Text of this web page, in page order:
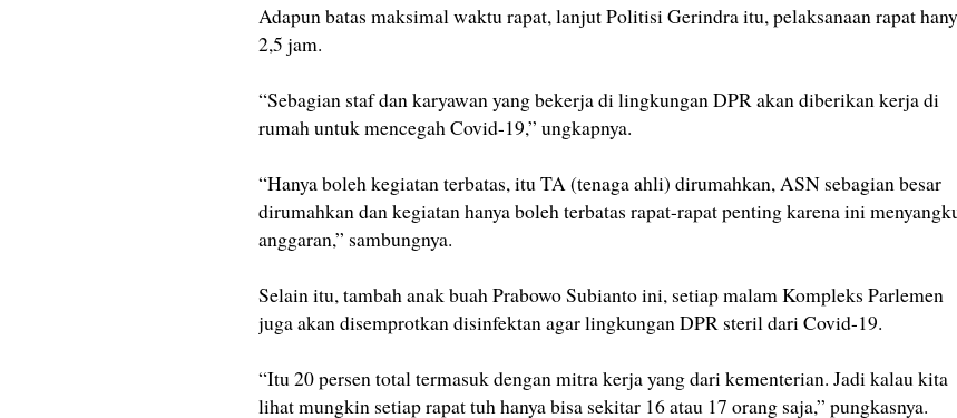
Adapun batas maksimal waktu rapat, lanjut Politisi Gerindra itu, pelaksanaan rapat
2,5 jam.
“Sebagian staf dan karyawan yang bekerja di lingkungan DPR akan diberikan kerja di
rumah untuk mencegah Covid-19,” ungkapnya.
“Hanya boleh kegiatan terbatas, itu TA (tenaga ahli) dirumahkan, ASN sebagian besar
dirumahkan dan kegiatan hanya boleh terbatas rapat-rapat penting karena ini
anggaran,” sambungnya.
Selain itu, tambah anak buah Prabowo Subianto ini, setiap malam Kompleks Parlemen
juga akan disemprotkan disinfektan agar lingkungan DPR steril dari Covid-19.
“Itu 20 persen total termasuk dengan mitra kerja yang dari kementerian. Jadi kalau kita
lihat mungkin setiap rapat tuh hanya bisa sekitar 16 atau 17 orang saja,” pungkasnya.